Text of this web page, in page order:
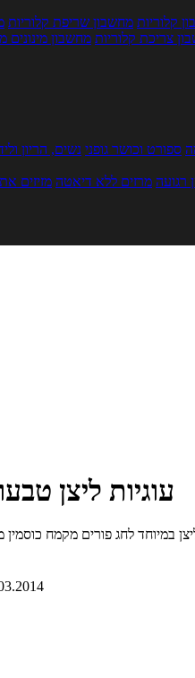
קלוריות מחשבון שריפת קלוריות
צריכת קלוריות מחשבון מינונים
ספורט וכושר גופני נשים, הריון
רגועה מרזים ללא דיאטה מזיזים
עוגיות ליצן
פורים מקמח כוסמין מלא, 42 קלוריות למנה, 432 קלוריות ל-